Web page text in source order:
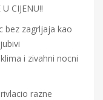
CIJENU!!
bez zagrljaja kao
i zivahni nocni
razne